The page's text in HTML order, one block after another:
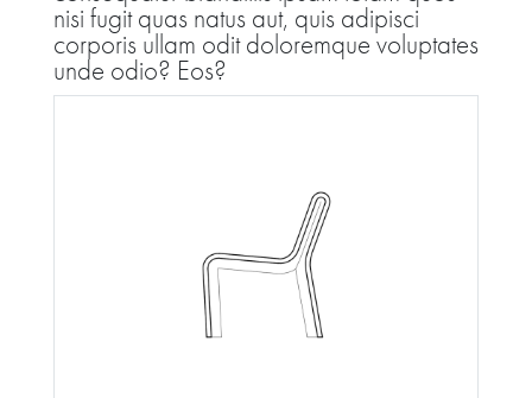
nisi fugit quas natus aut, quis adipisci
corporis ullam odit doloremque voluptates
unde odio? Eos?